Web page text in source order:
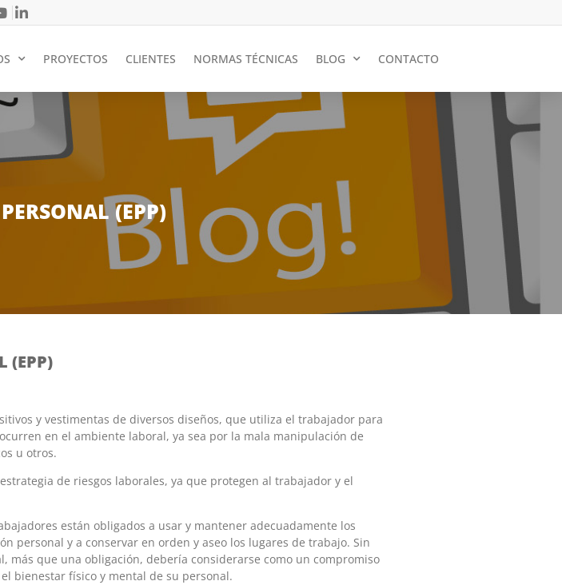
PROYECTOS CLIENTES NORMAS TÉCNICAS BLOG CONTACTO
(EPP)
(EPP)
y vestimentas de diversos diseños, que utiliza el trabajador para
en el ambiente laboral, ya sea por la mala manipulación de
u otros.
de riesgos laborales, ya que protegen al trabajador y el
están obligados a usar y mantener adecuadamente los
personal y a conservar en orden y aseo los lugares de trabajo. Sin
más que una obligación, debería considerarse como un compromiso
bienestar físico y mental de su personal.